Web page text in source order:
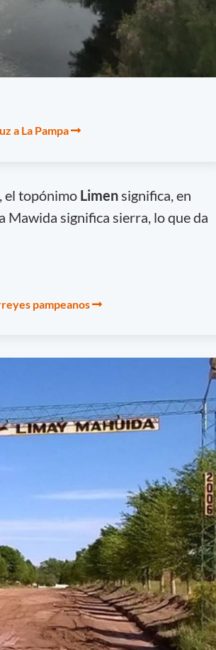
a La Pampa
el topónimo Limensignifica, en
Mawida significa sierra, lo que da
pampeanos